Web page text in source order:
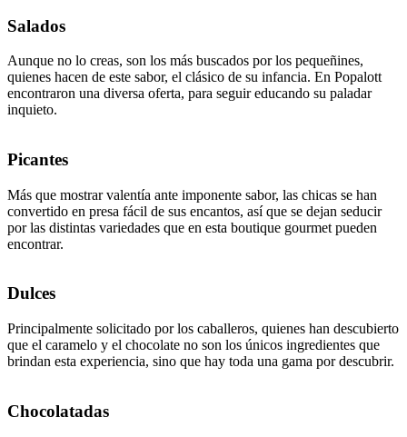
Salados
Aunque no lo creas, son los más buscados por los pequeñines,
quienes hacen de este sabor, el clásico de su infancia. En Popalott
encontraron una diversa oferta, para seguir educando su paladar
inquieto.
Picantes
Más que mostrar valentía ante imponente sabor, las chicas se han
convertido en presa fácil de sus encantos, así que se dejan seducir
por las distintas variedades que en esta boutique gourmet pueden
encontrar.
Dulces
Principalmente solicitado por los caballeros, quienes han descubierto
que el caramelo y el chocolate no son los únicos ingredientes que
brindan esta experiencia, sino que hay toda una gama por descubrir.
Chocolatadas